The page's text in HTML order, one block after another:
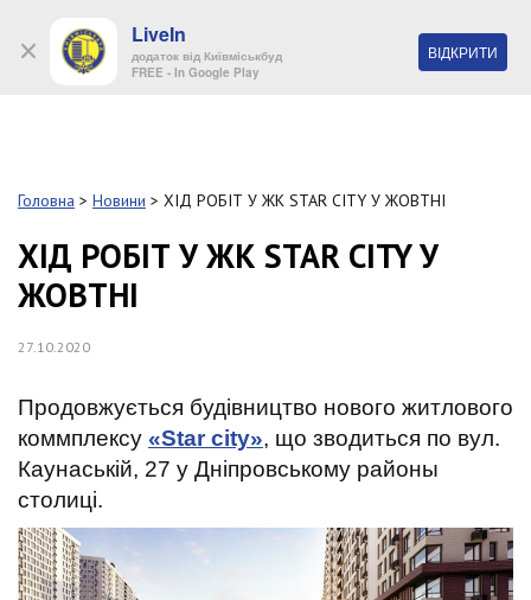
Головна > Новини > ХІД РОБІТ У ЖК STAR CITY У ЖОВТНІ
ХІД РОБІТ У ЖК STAR CITY У
ЖОВТНІ
27.10.2020
Продовжується будівництво нового житлового
коммплексу «Star city», що зводиться по вул.
Каунаській, 27 у Дніпровському районы
столиці.
LiveIn
додаток від Київміськбуд
FREE - In Google Play
ВІДКРИТИ